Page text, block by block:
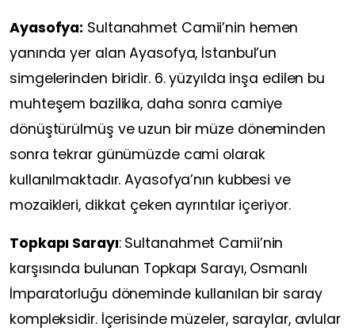
Ayasofya: Sultanahmet Camii’nin hemen
yanında yer alan Ayasofya, İstanbul’un
simgelerinden biridir. 6. yüzyılda inşa edilen bu
muhteşem bazilika, daha sonra camiye
dönüştürülmüş ve uzun bir müze döneminden
sonra tekrar günümüzde cami olarak
kullanılmaktadır. Ayasofya’nın kubbesi ve
mozaikleri, dikkat çeken ayrıntılar içeriyor.
Topkapı Sarayı: Sultanahmet Camii’nin
karşısında bulunan Topkapı Sarayı, Osmanlı
İmparatorluğu döneminde kullanılan bir saray
kompleksidir. İçerisinde müzeler, saraylar, avlular